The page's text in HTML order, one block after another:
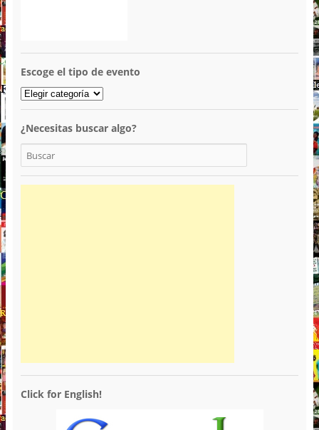
Escoge el tipo de evento
¿Necesitas buscar algo?
Click for English!